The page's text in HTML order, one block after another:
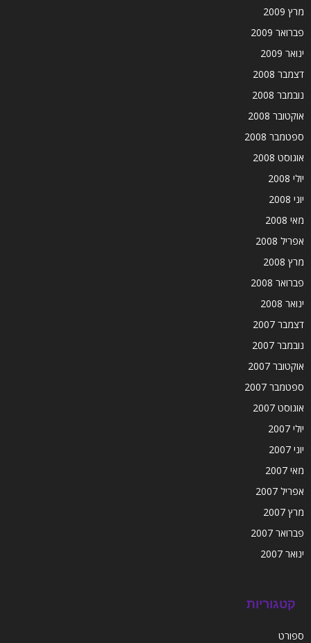
מרץ 2009
פברואר 2009
ינואר 2009
דצמבר 2008
נובמבר 2008
אוקטובר 2008
ספטמבר 2008
אוגוסט 2008
יולי 2008
יוני 2008
מאי 2008
אפריל 2008
מרץ 2008
פברואר 2008
ינואר 2008
דצמבר 2007
נובמבר 2007
אוקטובר 2007
ספטמבר 2007
אוגוסט 2007
יולי 2007
יוני 2007
מאי 2007
אפריל 2007
מרץ 2007
פברואר 2007
ינואר 2007
קטגוריות
ספורט